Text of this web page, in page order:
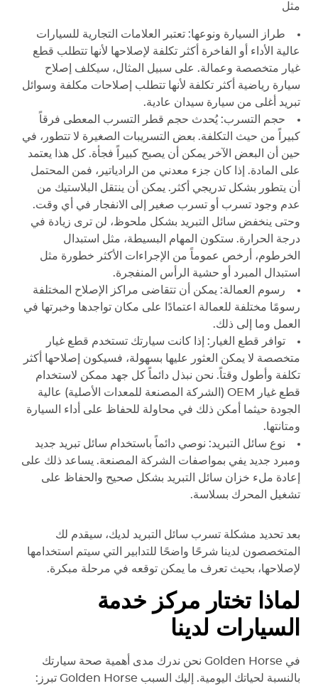
مثل
طراز السيارة ونوعها: تعتبر العلامات التجارية للسيارات
عالية الأداء أو الفاخرة أكثر تكلفة لإصلاحها لأنها تتطلب قطع
غيار متخصصة وعمالة. على سبيل المثال، سيكلف إصلاح
سيارة رياضية أكثر تكلفة لأنها تتطلب إصلاحات مكلفة وسوائل
تبريد أغلى من سيارة سيدان عادية.
حجم التسرب: يُحدث حجم قطر التسرب المعطى فرقاً
كبيراً من حيث التكلفة. بعض التسريبات الصغيرة لا تتطور، في
حين أن البعض الآخر يمكن أن يصبح كبيراً فجأة. كل هذا يعتمد
على المادة. إذا كان جزء معدني من الرادياتير، فمن المحتمل
أن يتطور بشكل تدريجي أكثر. يمكن أن ينتقل البلاستيك من
عدم وجود تسرب أو تسرب صغير إلى الانفجار في أي وقت.
وحتى ينخفض سائل التبريد بشكل ملحوظ، لن ترى زيادة في
درجة الحرارة. ستكون المهام البسيطة، مثل استبدال
الخرطوم، أرخص عموماً من الإجراءات الأكثر خطورة مثل
استبدال المبرد أو حشية الرأس المنفجرة.
رسوم العمالة: يمكن أن تتقاضى مراكز الإصلاح المختلفة
رسومًا مختلفة للعمالة اعتمادًا على مكان تواجدها وخبرتها في
العمل وما إلى ذلك.
توافر قطع الغيار: إذا كانت سيارتك تستخدم قطع غيار
متخصصة لا يمكن العثور عليها بسهولة، فسيكون إصلاحها أكثر
تكلفة وأطول وقتاً. نحن نبذل دائماً كل جهد ممكن لاستخدام
قطع غيار OEM (الشركة المصنعة للمعدات الأصلية) عالية
الجودة حيثما أمكن ذلك في محاولة للحفاظ على أداء السيارة
ومتانتها.
نوع سائل التبريد: نوصي دائماً باستخدام سائل تبريد جديد
ومبرد جديد يفي بمواصفات الشركة المصنعة. يساعد ذلك على
إعادة ملء خزان سائل التبريد بشكل صحيح والحفاظ على
تشغيل المحرك بسلاسة.
بعد تحديد مشكلة تسرب سائل التبريد لديك، سيقدم لك
المتخصصون لدينا شرحًا واضحًا للتدابير التي سيتم استخدامها
لإصلاحها، بحيث تعرف ما يمكن توقعه في مرحلة مبكرة.
لماذا تختار مركز خدمة
السيارات لدينا
في Golden Horse نحن ندرك مدى أهمية صحة سيارتك
بالنسبة لحياتك اليومية. إليك السبب Golden Horse تبرز: